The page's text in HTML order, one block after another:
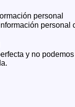
personal
personal
y no